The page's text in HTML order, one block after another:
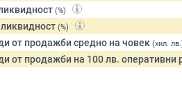
(%)
(%)
от продажби средно на човек (хил.
от продажби на 100 лв. оперативни